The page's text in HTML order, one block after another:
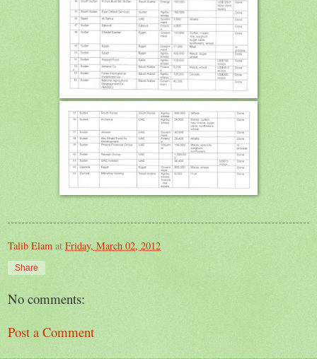
Talib Elam at Friday, March 02, 2012
Share
No comments:
Post a Comment